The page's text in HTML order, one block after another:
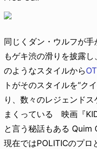
同じくダン・ウルフが
もゲキ渋の滑りを披露
のようなスタイルから
トがそのスタイルを“ク
り、数々のレジェンド
まくっている 映画『
と言う秘話もある Quim
現在ではPOLITICのプロ